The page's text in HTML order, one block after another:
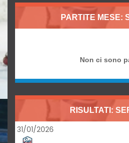
PARTITE MESE:
Non ci sono
RISULTATI:
31/01/2026